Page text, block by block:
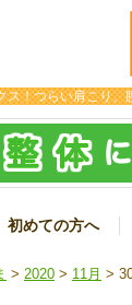
ス！つらい肩こり
初めての方へ
> 2020 > 11月 >